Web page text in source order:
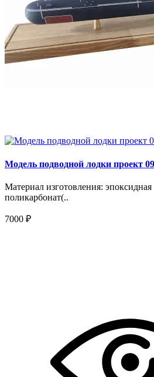
Модель подводной лодки проект
Материал изготовления:
поликарбонат(..
7000 ₽